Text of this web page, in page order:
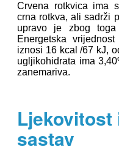
Crvena rotkvica ima
crna rotkva, ali sadrži
upravo je zbog
Energetska
iznosi 16 kcal /67 kJ,
ugljikohidrata ima
zanemariva.
sastav